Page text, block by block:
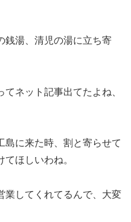
銭湯、清児の湯に立ち寄
ネット記事出てたよね、
島に来た時、割と寄らせて
ほしいわね。
業してくれてるんで、大変